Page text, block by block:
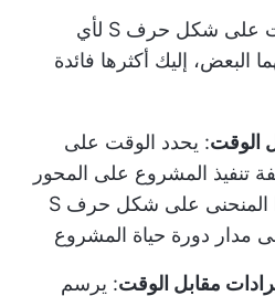
بينما يمكنك إنشاء منحنيات على شكل حرف S لأي
البعض، إليك أكثرها فائدة
الوقت: يحدد الوقت على
تنفيذ المشروع على المحور
الرأسي. يساعد هذا المنحنى على شكل حرف S
مدار دورة حياة المشروع
مقابل الوقت: يرسم